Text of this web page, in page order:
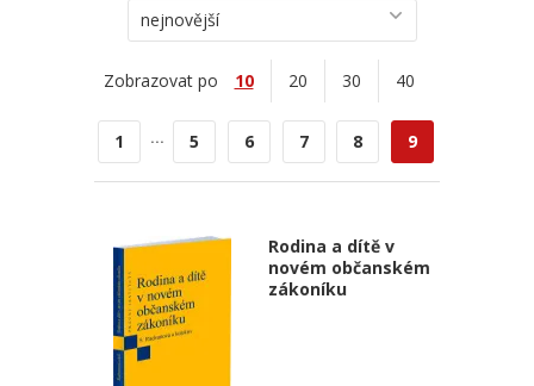
nejnovější
Zobrazovat po 10 20 30 40
1 ... 5 6 7 8 9
Rodina a dítě v
novém občanském
zákoníku